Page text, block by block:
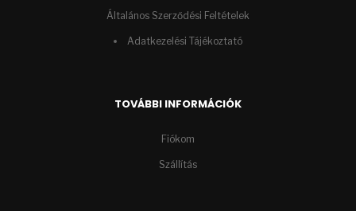
Általános Szerződési Feltételek
Adatkezelési Tájékoztató
TOVÁBBI INFORMÁCIÓK
Fiókom
Szállítás